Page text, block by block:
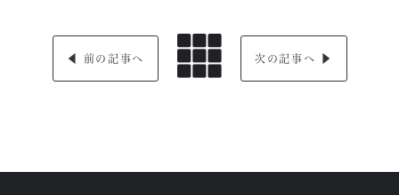
◀︎ 前の記事へ 次の記事へ ▶︎